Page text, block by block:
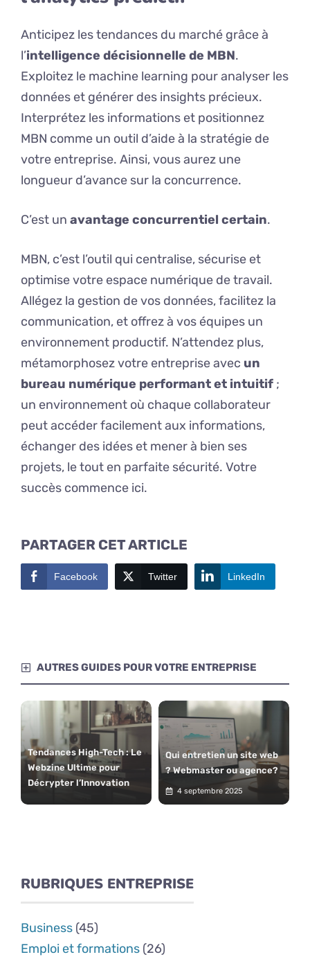
Anticipez les tendances du marché grâce à
l’intelligence décisionnelle de MBN.
Exploitez le machine learning pour analyser les
données et générer des insights précieux.
Interprétez les informations et positionnez
MBN comme un outil d’aide à la stratégie de
votre entreprise. Ainsi, vous aurez une
longueur d’avance sur la concurrence.
C’est un avantage concurrentiel certain.
MBN, c’est l’outil qui centralise, sécurise et
optimise votre espace numérique de travail.
Allégez la gestion de vos données, facilitez la
communication, et offrez à vos équipes un
environnement productif. N’attendez plus,
métamorphosez votre entreprise avec un
bureau numérique performant et intuitif ;
un environnement où chaque collaborateur
peut accéder facilement aux informations,
échanger des idées et mener à bien ses
projets, le tout en parfaite sécurité. Votre
succès commence ici.
PARTAGER CET ARTICLE
Facebook Twitter LinkedIn
AUTRES GUIDES POUR VOTRE ENTREPRISE
Tendances High-Tech : Le
Webzine Ultime pour
Décrypter l’Innovation
Qui entretien un site web
? Webmaster ou agence?
4 septembre 2025
RUBRIQUES ENTREPRISE
Business (45)
Emploi et formations (26)